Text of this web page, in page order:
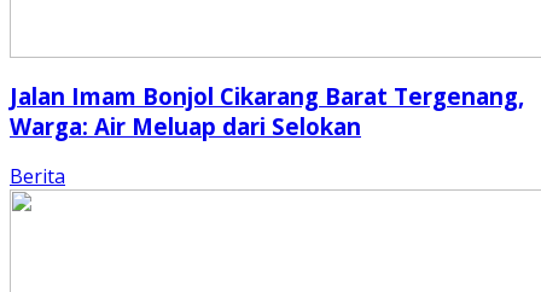
Jalan Imam Bonjol Cikarang Barat Tergenang,
Warga: Air Meluap dari Selokan
Berita